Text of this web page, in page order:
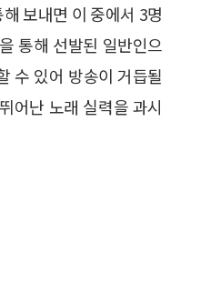
보내면 이 중에서 3명
통해 선발된 일반인으
수 있어 방송이 거듭될
어난 노래 실력을 과시